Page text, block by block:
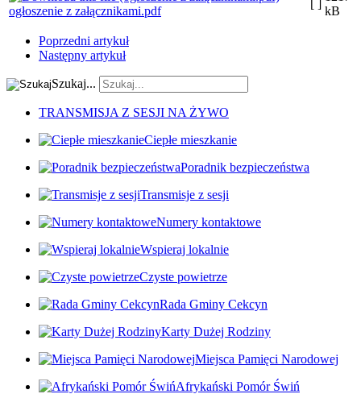
ogłoszenie z załącznikami.pdf
[ ]
kB
Poprzedni artykuł
Następny artykuł
Szukaj...
TRANSMISJA Z SESJI NA ŻYWO
Ciepłe mieszkanie
Poradnik bezpieczeństwa
Transmisje z sesji
Numery kontaktowe
Wspieraj lokalnie
Czyste powietrze
Rada Gminy Cekcyn
Karty Dużej Rodziny
Miejsca Pamięci Narodowej
Afrykański Pomór Świń